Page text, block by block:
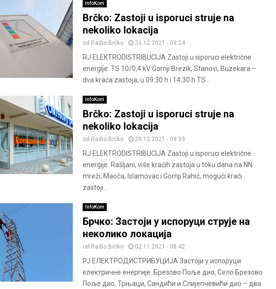
InfoKom
Brčko: Zastoji u isporuci struje na
nekoliko lokacija
od Radio Brčko 23.12.2021 - 09:24
RJ ELEKTRODISTRIBUCIJA Zastoji u isporuci električne
energije: TS 10/0,4 kV Gornji Brezik, Stanovi, Buzekara –
dva kraća zastoja, u 09:30 h i 14:30 h TS...
InfoKom
Brčko: Zastoji u isporuci struje na
nekoliko lokacija
od Radio Brčko 20.12.2021 - 09:33
RJ ELEKTRODISTRIBUCIJA Zastoji u isporuci električne
energije: Rašljani, više kraćih zastoja u toku dana na NN
mreži; Maoča, Islamovac i Gornji Rahić, mogući kraći
zastoji...
InfoKom
Брчко: Застоји у испоруци струје на
неколико локација
od Radio Brčko 02.11.2021 - 08:42
РЈ ЕЛЕКТРОДИСТРИБУЦИЈА Застоји у испоруци
електричне енергије: Брезово Поље дио, Село Брезово
Поље дио, Трњаци, Сандићи и Слијепчевићи дио – два